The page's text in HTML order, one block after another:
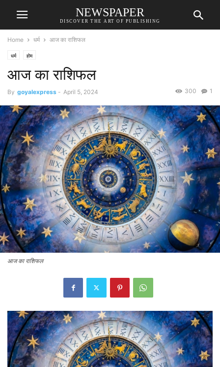
NEWSPAPER
DISCOVER THE ART OF PUBLISHING
Home धर्म आज का राशिफल
धर्म होम
आज का राशिफल
By goyalexpress - April 5, 2024 1
300
आज का राशिफल